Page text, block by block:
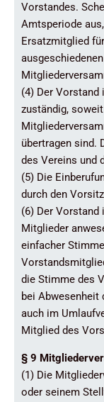
Vorstandes.
Amtsperiode
Ersatzmitglied
(4) Der Vorstand
zuständig,
übertragen sind.
des Vereins und
(5) Die
durch den
(6) Der Vorstand
Mitglieder
einfacher
die Stimme des
bei Abwesenheit
auch im
Mitglied des
§ 9
(1) Die
oder seinem